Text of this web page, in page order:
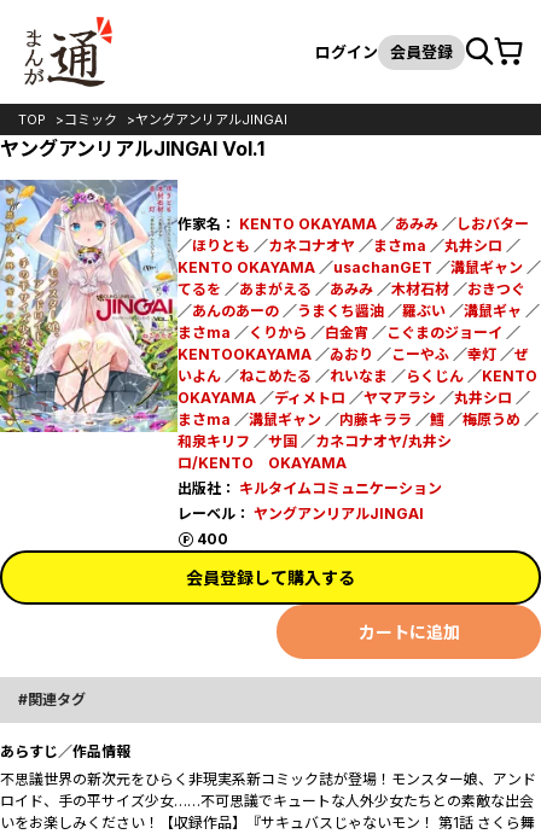
検索
ログイン 会員登録カート
TOP コミック ヤングアンリアルJINGAI
ヤングアンリアルJINGAI Vol.1
作家名： KENTO OKAYAMA／あみみ／しおバター
／ほりとも ／カネコナオヤ／まさma ／丸井シロ ／
KENTO OKAYAMA／usachanGET ／溝鼠ギャン／
てるを ／あまがえる ／あみみ／木材石材／おきつぐ
／あんのあーの／うまくち醤油／羅ぶい／溝鼠ギャ ／
まさma ／くりから ／白金宵／こぐまのジョーイ ／
KENTOOKAYAMA／ゐおり ／こーやふ／幸灯／ぜ
いよん／ねこめたる ／れいなま ／らくじん／KENTO
OKAYAMA／ディメトロ ／ヤマアラシ ／丸井シロ ／
まさma ／溝鼠ギャン／内藤キララ ／鱈／梅原うめ ／
和泉キリフ ／サ国 ／カネコナオヤ/丸井シ
ロ/KENTO OKAYAMA
出版社： キルタイムコミュニケーション
レーベル： ヤングアンリアルJINGAI
400
会員登録して購入する
カートに追加
関連タグ
あらすじ／作品情報
不思議世界の新次元をひらく非現実系新コミック誌が登場！モンスター娘、アンド
ロイド、手の平サイズ少女……不可思議でキュートな人外少女たちとの素敵な出会
いをお楽しみください！【収録作品】『サキュバスじゃないモン！ 第1話 さくら舞